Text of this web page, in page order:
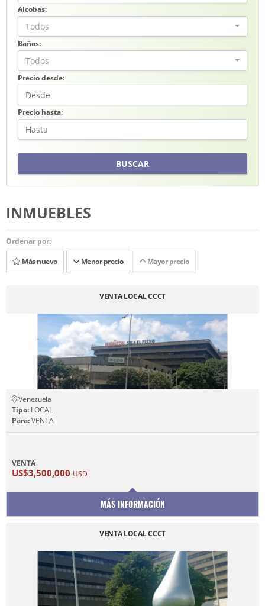
Alcobas:
Todos
Baños:
Todos
Precio desde:
Precio hasta:
BUSCAR
INMUEBLES
Ordenar por:
Más nuevo
Menor precio Mayor precio
VENTA LOCAL CCCT
Venezuela
Tipo: LOCAL
Para:VENTA
VENTA
US$3,500,000 USD
MÁS INFORMACIÓN
VENTA LOCAL CCCT